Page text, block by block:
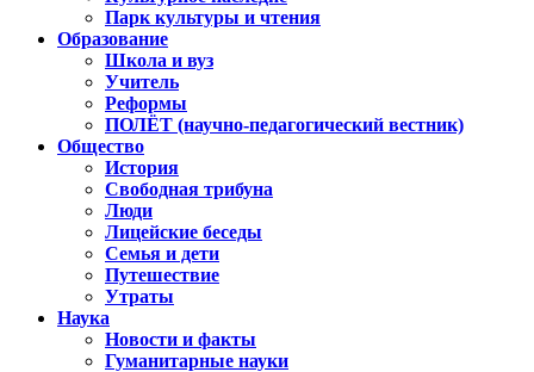
Парк культуры и чтения
Образование
Школа и вуз
Учитель
Реформы
ПОЛЁТ (научно-педагогический вестник)
Общество
История
Свободная трибуна
Люди
Лицейские беседы
Семья и дети
Путешествие
Утраты
Наука
Новости и факты
Гуманитарные науки